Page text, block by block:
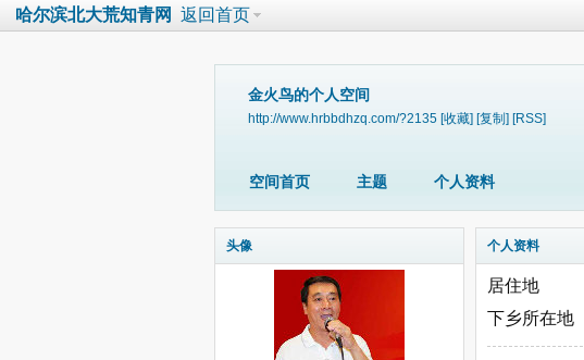
哈尔滨北大荒知青网 返回首页
金火鸟的个人空间
http://www.hrbbdhzq.com/?2135 [收藏] [复制] [RSS]
空间首页 主题 个人资料
头像 个人资料
居住地
下乡所在地